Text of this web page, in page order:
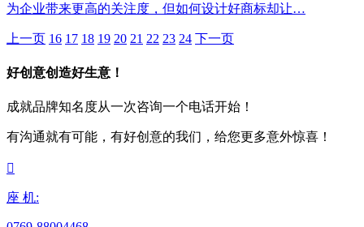
为企业带来更高的关注度，但如何设计好商标却让…
上一页 16 17 18 19 20 21 22 23 24 下一页
好创意创造好生意！
成就品牌知名度从一次咨询一个电话开始！
有沟通就有可能，有好创意的我们，给您更多意外惊喜！

座 机: